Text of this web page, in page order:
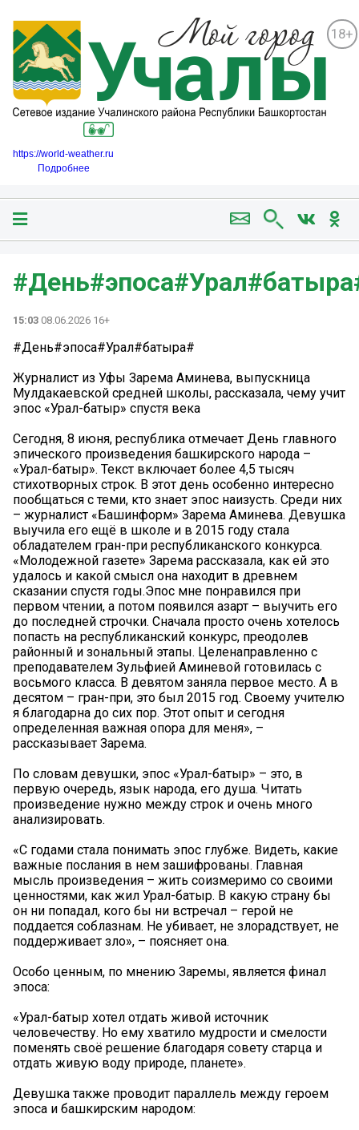
18+
https://world-weather.ru
Подробнее
15:03 08.06.2026 16+
#День#эпоса#Урал#батыра#
Журналист из Уфы Зарема Аминева, выпускница
Мулдакаевской средней школы, рассказала, чему учит
эпос «Урал-батыр» спустя века
Сегодня, 8 июня, республика отмечает День главного
эпического произведения башкирского народа –
«Урал-батыр». Текст включает более 4,5 тысяч
стихотворных строк. В этот день особенно интересно
пообщаться с теми, кто знает эпос наизусть. Среди них
– журналист «Башинформ» Зарема Аминева. Девушка
выучила его ещё в школе и в 2015 году стала
обладателем гран-при республиканского конкурса.
«Молодежной газете» Зарема рассказала, как ей это
удалось и какой смысл она находит в древнем
сказании спустя годы.Эпос мне понравился при
первом чтении, а потом появился азарт – выучить его
до последней строчки. Сначала просто очень хотелось
попасть на республиканский конкурс, преодолев
районный и зональный этапы. Целенаправленно с
преподавателем Зульфией Аминевой готовилась с
восьмого класса. В девятом заняла первое место. А в
десятом – гран-при, это был 2015 год. Своему учителю
я благодарна до сих пор. Этот опыт и сегодня
определенная важная опора для меня», –
рассказывает Зарема.
По словам девушки, эпос «Урал-батыр» – это, в
первую очередь, язык народа, его душа. Читать
произведение нужно между строк и очень много
анализировать.
«С годами стала понимать эпос глубже. Видеть, какие
важные послания в нем зашифрованы. Главная
мысль произведения – жить соизмеримо со своими
ценностями, как жил Урал-батыр. В какую страну бы
он ни попадал, кого бы ни встречал – герой не
поддается соблазнам. Не убивает, не злорадствует, не
поддерживает зло», – поясняет она.
Особо ценным, по мнению Заремы, является финал
эпоса:
«Урал-батыр хотел отдать живой источник
человечеству. Но ему хватило мудрости и смелости
поменять своё решение благодаря совету старца и
отдать живую воду природе, планете».
Девушка также проводит параллель между героем
эпоса и башкирским народом: